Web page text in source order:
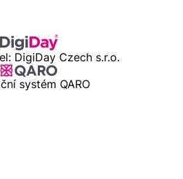
DigiDay Czech s.r.o.
systém QARO